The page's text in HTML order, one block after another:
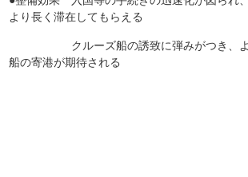
より長く滞在してもらえる
クルーズ船の誘致に弾みがつき、よ
船の寄港が期待される